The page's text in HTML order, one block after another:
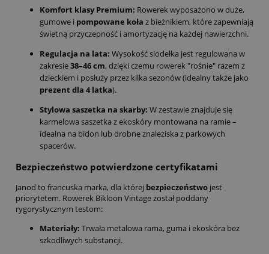
Komfort klasy Premium: Rowerek wyposażono w duże,
gumowe i pompowane koła z bieżnikiem, które zapewniają
świetną przyczepność i amortyzację na każdej nawierzchni.
Regulacja na lata: Wysokość siodełka jest regulowana w
zakresie38–46 cm, dzięki czemu rowerek "rośnie" razem z
dzieckiem i posłuży przez kilka sezonów (idealny także jako
prezent dla 4 latka).
Stylowa saszetka na skarby: W zestawie znajduje się
karmelowa saszetka z ekoskóry montowana na ramie –
idealna na bidon lub drobne znaleziska z parkowych
spacerów.
Bezpieczeństwo potwierdzone certyfikatami
Janod to francuska marka, dla której bezpieczeństwo jest
priorytetem. Rowerek Bikloon Vintage został poddany
rygorystycznym testom:
Materiały: Trwała metalowa rama, guma i ekoskóra bez
szkodliwych substancji.